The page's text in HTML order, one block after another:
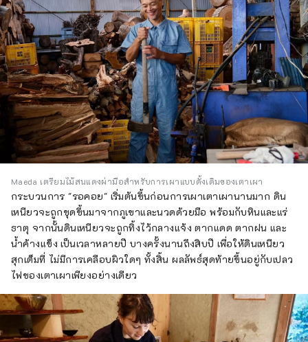
Maeda เตรียมไม้สนแดงผ่ามือสำหรับการเผาแบบดั้งเดิมของเตาเผา
กระบวนการ "รอคอย" เริ่มต้นขึ้นก่อนการเผาเตาเผานานมาก ดิน
เหนียวจะถูกขุดขึ้นมาจากภูเขาและนวดด้วยมือ พร้อมกับหินและแร่
ธาตุ จากนั้นดินเหนียวจะถูกทิ้งไว้กลางแจ้ง ตากแดด ตากฝน และ
น้ำค้างแข็ง เป็นเวลาหลายปี บางครั้งนานถึงสิบปี เพื่อให้ดินเหนียว
สุกเต็มที่ ไม่มีการเคลือบผิวใดๆ ทั้งสิ้น ผลลัพธ์สุดท้ายขึ้นอยู่กับเปลว
ไฟของเตาเผาเพียงอย่างเดียว